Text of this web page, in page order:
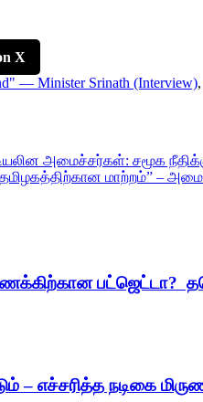
X
— Minister Srinath (Interview),
அமைச்சர்கள்: சமூக
மாற்றம்” –
– எச்சரித்த நடிகை